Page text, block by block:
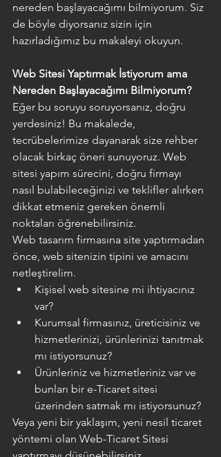
nereden başlayacağımı bilmiyorum. Siz
de böyle diyorsanız sizin için
hazırladığımız bu makaleyi okuyun.
Web Sitesi Yaptırmak İstiyorum ama
Nereden Başlayacağımı Bilmiyorum?
Eğer bu soruyu soruyorsanız, doğru
yerdesiniz! Bu makalede,
tecrübelerimize dayanarak size rehber
olacak birkaç öneri sunuyoruz. Web
sitesi yapım sürecini, doğru firmayı
nasıl bulabileceğinizi ve teklifler alırken
dikkat etmeniz gereken önemli
noktaları öğrenebilirsiniz.
Web tasarım firmasına site yaptırmadan
önce, web sitenizin tipini ve amacını
netleştirelim.
Kişisel web sitesine mi ihtiyacınız
var?
Kurumsal firmasınız, üreticisiniz ve
hizmetlerinizi, ürünlerinizi tanıtmak
mı istiyorsunuz?
Ürünleriniz ve hizmetleriniz var ve
bunları bir e-Ticaret sitesi
üzerinden satmak mı istiyorsunuz?
Veya yeni bir yaklaşım, yeni nesil ticaret
yöntemi olan Web-Ticaret Sitesi